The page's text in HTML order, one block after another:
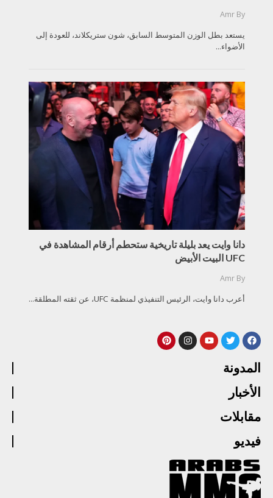
By
Amr
يستعد بطل الوزن المتوسط السابق، شون ستريكلاند، للعودة إلى
الأضواء...
دانا وايت يعد بليلة تاريخية ستحطم أرقام المشاهدة في
UFC البيت الأبيض
By
Amr
أعرب دانا وايت، الرئيس التنفيذي لمنظمة UFC، عن ثقته المطلقة...
المدونة
الأخبار
مقابلات
فيديو